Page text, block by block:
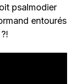
psalmodier
entourés